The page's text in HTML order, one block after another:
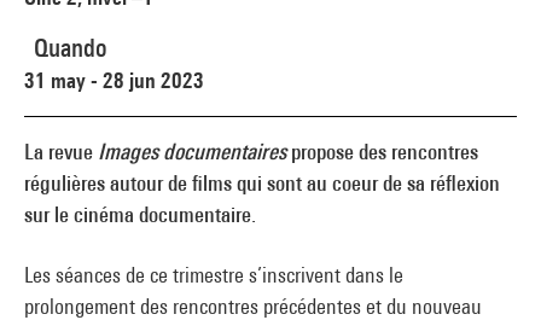
La revue Images documentairespropose des rencontres
régulières autour de films qui sont au coeur de sa réflexion
sur le cinéma documentaire.
Les séances de ce trimestre s’inscrivent dans le
prolongement des rencontres précédentes et du nouveau
Quando
31 may - 28 jun 2023